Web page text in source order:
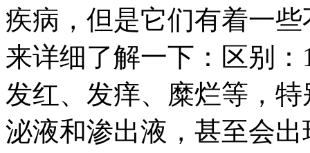
疾病，但是它们有着一
来详细了解一下：区别
发红、发痒、糜烂等，
泌液和渗出液，甚至会